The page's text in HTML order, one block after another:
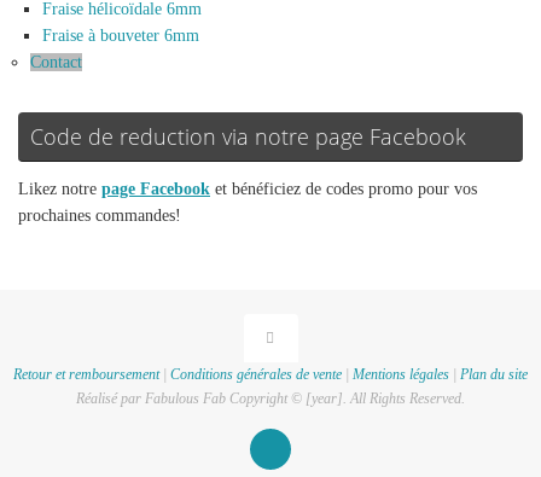
Fraise hélicoïdale 6mm
Fraise à bouveter 6mm
Contact
Code de reduction via notre page Facebook
Likez notre page Facebook et bénéficiez de codes promo pour vos
prochaines commandes!
Retour et remboursement| Conditions générales de vente | Mentions légales | Plan du site
Réalisé par Fabulous Fab Copyright © [year]. All Rights Reserved.